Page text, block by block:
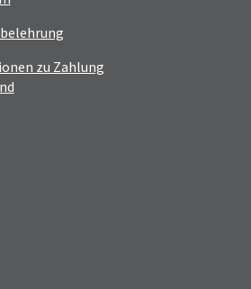
zu Zahlung